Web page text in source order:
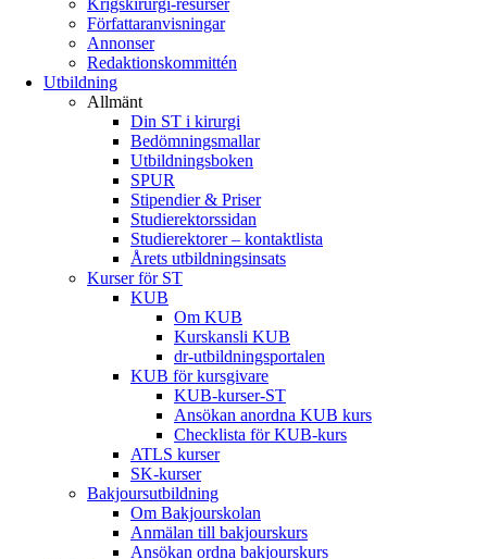
Krigskirurgi-resurser
Författaranvisningar
Annonser
Redaktionskommittén
Utbildning
Allmänt
Din ST i kirurgi
Bedömningsmallar
Utbildningsboken
SPUR
Stipendier & Priser
Studierektorssidan
Studierektorer – kontaktlista
Årets utbildningsinsats
Kurser för ST
KUB
Om KUB
Kurskansli KUB
dr-utbildningsportalen
KUB för kursgivare
KUB-kurser-ST
Ansökan anordna KUB kurs
Checklista för KUB-kurs
ATLS kurser
SK-kurser
Bakjoursutbildning
Om Bakjourskolan
Anmälan till bakjourskurs
Ansökan ordna bakjourskurs